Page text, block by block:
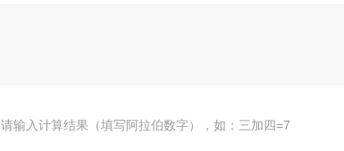
请输入计算结果（填写阿拉伯数字），如：三加四=7